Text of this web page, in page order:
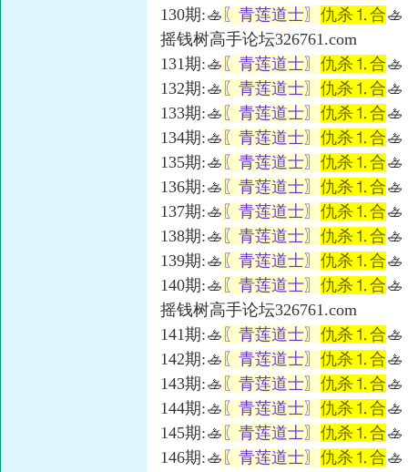
130期:🚣 〖青莲道士〗 仇杀⒈合🚣
摇钱树高手论坛326761.com
131期:🚣 〖青莲道士〗 仇杀⒈合🚣
132期:🚣 〖青莲道士〗 仇杀⒈合🚣
133期:🚣 〖青莲道士〗 仇杀⒈合🚣
134期:🚣 〖青莲道士〗 仇杀⒈合🚣
135期:🚣 〖青莲道士〗 仇杀⒈合🚣
136期:🚣 〖青莲道士〗 仇杀⒈合🚣
137期:🚣 〖青莲道士〗 仇杀⒈合🚣
138期:🚣 〖青莲道士〗 仇杀⒈合🚣
139期:🚣 〖青莲道士〗 仇杀⒈合🚣
140期:🚣 〖青莲道士〗 仇杀⒈合🚣
摇钱树高手论坛326761.com
141期:🚣 〖青莲道士〗 仇杀⒈合🚣
142期:🚣 〖青莲道士〗 仇杀⒈合🚣
143期:🚣 〖青莲道士〗 仇杀⒈合🚣
144期:🚣 〖青莲道士〗 仇杀⒈合🚣
145期:🚣 〖青莲道士〗 仇杀⒈合🚣
146期:🚣 〖青莲道士〗 仇杀⒈合🚣